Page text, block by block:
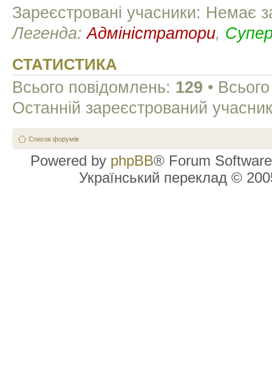
Зареєстровані учасники: Немає
Легенда:Адміністратори,
СТАТИСТИКА
Всього повідомлень: 129 •
Останній зареєстрований
Список форумів
Powered by phpBB® Forum
Український переклад ©